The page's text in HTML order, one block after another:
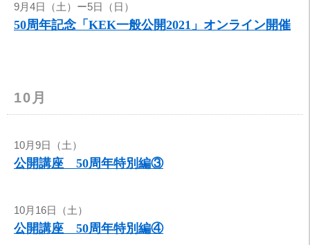
9月4日（土）ー5日（日）
50周年記念「KEK一般公開2021」オンライン開催
10月
10月9日（土）
公開講座 50周年特別編③
10月16日（土）
公開講座 50周年特別編④